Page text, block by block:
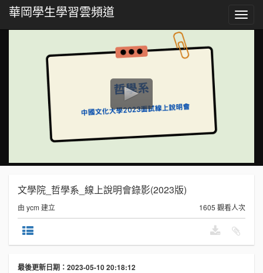
華岡學生學習雲頻道
文學院_哲學系_線上說明會錄影(2023版)
由 ycm 建立 1605 觀看人次
最後更新日期：2023-05-10 20:18:12